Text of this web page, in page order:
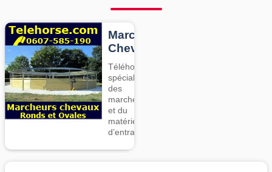
Marcheurs
Chevaux
Téléhorse,
spécialiste
des
marcheurs
et du
matériel
d’entrainement